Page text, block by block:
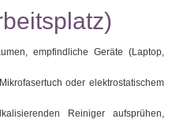
empfindliche Geräte (Laptop,
oder elektrostatischem
Reiniger aufsprühen,